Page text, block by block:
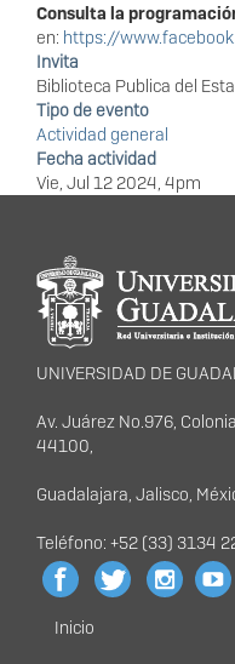
Consulta la
en: https://
Invita
Biblioteca Publica del
Tipo de evento
Actividad general
Fecha actividad
Vie, Jul 12 2024, 4pm
Información
portal
UNIVERSIDAD DE
Av. Juárez No.976,
44100,
Guadalajara, Jalisco,
Teléfono: +52 (33) 3134
Menú
Inicio